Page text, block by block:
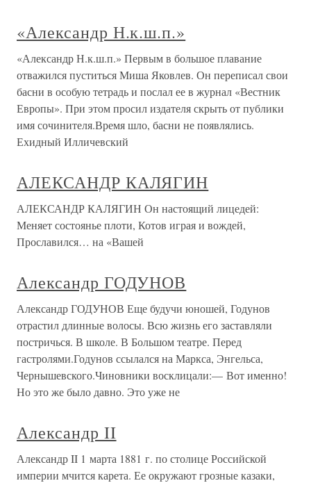
«Александр Н.к.ш.п.»
«Александр Н.к.ш.п.» Первым в большое плавание
отважился пуститься Миша Яковлев. Он переписал свои
басни в особую тетрадь и послал ее в журнал «Вестник
Европы». При этом просил издателя скрыть от публики
имя сочинителя.Время шло, басни не появлялись.
Ехидный Илличевский
АЛЕКСАНДР КАЛЯГИН
АЛЕКСАНДР КАЛЯГИН Он настоящий лицедей:
Меняет состоянье плоти, Котов играя и вождей,
Прославился… на «Вашей
Александр ГОДУНОВ
Александр ГОДУНОВ Еще будучи юношей, Годунов
отрастил длинные волосы. Всю жизнь его заставляли
постричься. В школе. В Большом театре. Перед
гастролями.Годунов ссылался на Маркса, Энгельса,
Чернышевского.Чиновники восклицали:— Вот именно!
Но это же было давно. Это уже не
Александр II
Александр II 1 марта 1881 г. по столице Российской
империи мчится карета. Ее окружают грозные казаки,